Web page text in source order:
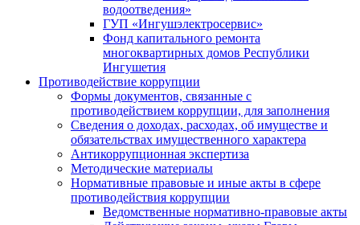
водоотведения»
ГУП «Ингушэлектросервис»
Фонд капитального ремонта
многоквартирных домов Республики
Ингушетия
Противодействие коррупции
Формы документов, связанные с
противодействием коррупции, для заполнения
Сведения о доходах, расходах, об имуществе и
обязательствах имущественного характера
Антикоррупционная экспертиза
Методические материалы
Нормативные правовые и иные акты в сфере
противодействия коррупции
Ведомственные нормативно-правовые акты